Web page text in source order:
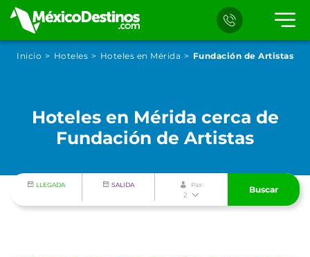
Inicio Hoteles Hoteles en Mérida Fundación de Artistas
Hoteles en Mérida cerca de
Fundación de Artistas
LLEGADA SALIDA Pax
2
Buscar